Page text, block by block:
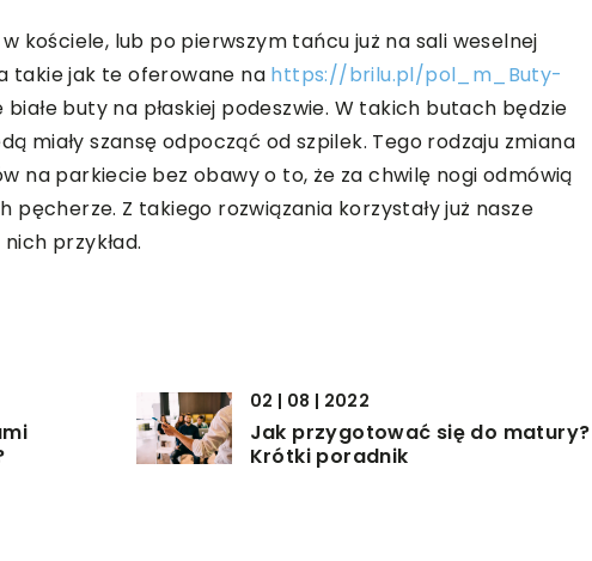
kościele, lub po pierwszym tańcu już na sali weselnej
takie jak te oferowane na https://brilu.pl/pol_m_Buty-
białe buty na płaskiej podeszwie. W takich butach będzie
miały szansę odpocząć od szpilek. Tego rodzaju zmiana
na parkiecie bez obawy o to, że za chwilę nogi odmówią
pęcherze. Z takiego rozwiązania korzystały już nasze
przykład.
02 | 08 | 2022
Jak przygotować się do matury?
Krótki poradnik